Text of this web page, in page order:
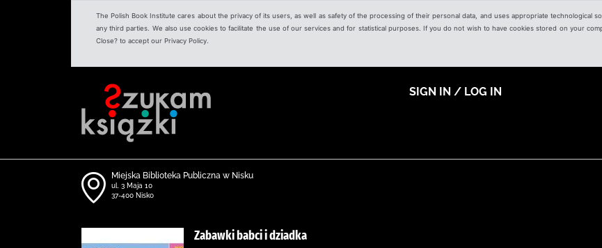
The Polish Book Institute cares about the privacy of its users, as well as safety of the processing of their personal data, and uses appropriate technological
any third parties. We also use cookies to facilitate the use of our services and for statistical purposes. If you do not wish to have cookies stored on your
Close? to accept our Privacy Policy.
SIGN IN / LOG IN
Miejska Biblioteka Publiczna w Nisku
ul. 3 Maja 10
37-400 Nisko
Zabawki babci i dziadka